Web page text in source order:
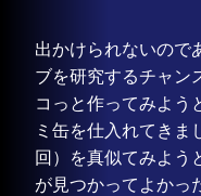
出かけられないので
ブを研究するチャン
コっと作ってみよう
ミ缶を仕入れてきま
回）を真似てみよう
が見つかってよかっ